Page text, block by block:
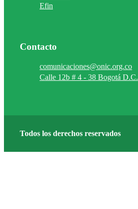
Efin
Contacto
comunicaciones@onic.org.co
Calle 12b # 4 - 38 Bogotá D.C.
Todos los derechos reservados